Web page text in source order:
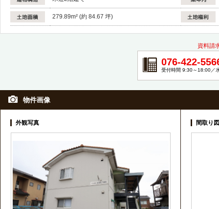
279.89m² (約 84.67 坪)
資料請
076-422-
受付時間 9:30～18:00／
物件画像
外観写真 間取り図